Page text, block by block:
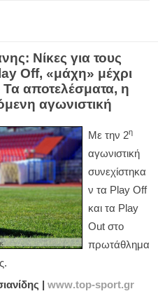
Νίκες για τους
Off, «μάχη» μέχρι
αποτελέσματα, η
αγωνιστική
Με την 2η
αγωνιστική
συνεχίστηκα
ν τα Play Off
και τα Play
Out στο
πρωτάθλημα
| www.top-sport.gr